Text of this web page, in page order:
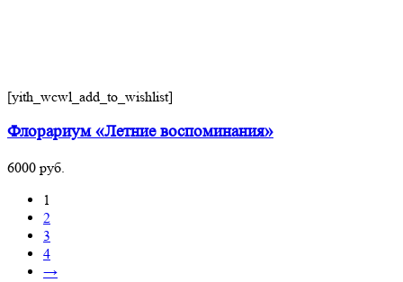
[yith_wcwl_add_to_wishlist]
Флорариум «Летние воспоминания»
6000 руб.
1
2
3
4
→